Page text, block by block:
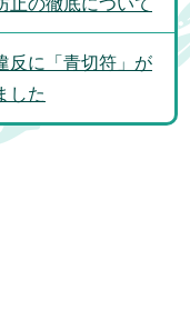
反に「青切符」が
した